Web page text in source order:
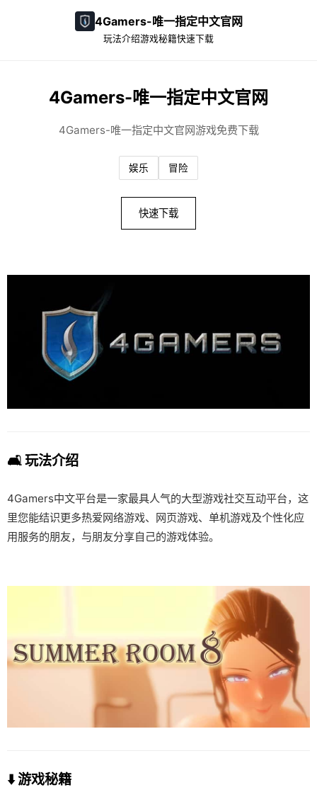
4Gamers-唯一指定中文官网
玩法介绍游戏秘籍快速下载
4Gamers-唯一指定中文官网
4Gamers-唯一指定中文官网游戏免费下载
娱乐 冒险
快速下载
🛋️ 玩法介绍
4Gamers中文平台是一家最具人气的大型游戏社交互动平台，这
里您能结识更多热爱网络游戏、网页游戏、单机游戏及个性化应
用服务的朋友，与朋友分享自己的游戏体验。
⬇️ 游戏秘籍